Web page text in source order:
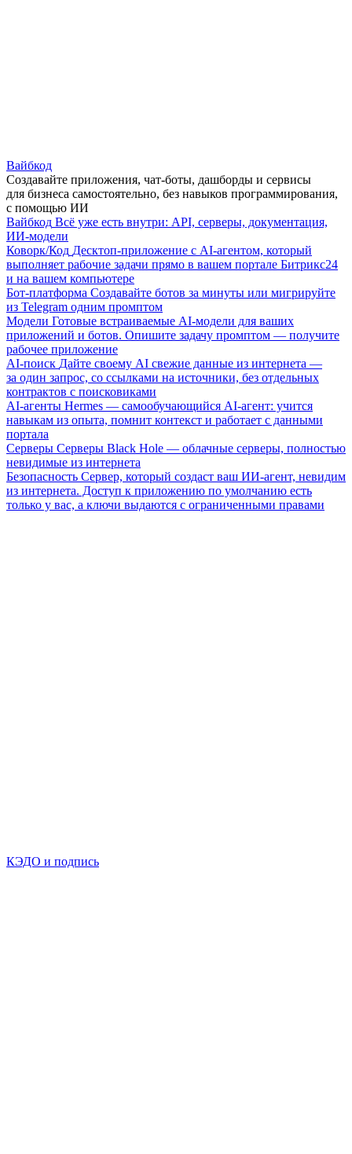
Вайбкод
Создавайте приложения, чат-боты, дашборды и сервисы
для бизнеса самостоятельно, без навыков программирования,
с помощью ИИ
Вайбкод Всё уже есть внутри: API, серверы, документация,
ИИ-модели
Коворк/Код Десктоп-приложение с AI-агентом, который
выполняет рабочие задачи прямо в вашем портале Битрикс24
и на вашем компьютере
Бот-платформа Создавайте ботов за минуты или мигрируйте
из Telegram одним промптом
Модели Готовые встраиваемые AI-модели для ваших
приложений и ботов. Опишите задачу промптом — получите
рабочее приложение
AI-поиск Дайте своему AI свежие данные из интернета —
за один запрос, со ссылками на источники, без отдельных
контрактов с поисковиками
AI-агенты Hermes — самообучающийся AI-агент: учится
навыкам из опыта, помнит контекст и работает с данными
портала
Серверы Серверы Black Hole — облачные серверы, полностью
невидимые из интернета
Безопасность Сервер, который создаст ваш ИИ-агент, невидим
из интернета. Доступ к приложению по умолчанию есть
только у вас, а ключи выдаются с ограниченными правами
КЭДО и подпись